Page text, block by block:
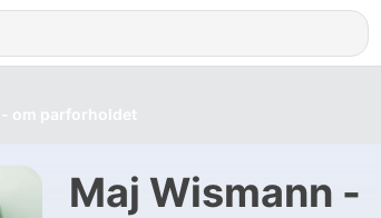
om parforholdet
Maj Wismann -